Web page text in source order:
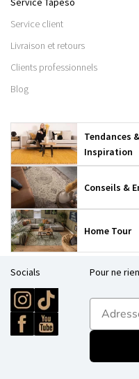
Service client
Livraison et retours
Clients professionnels
Blog
Tendances
Inspiration
Conseils &
Home Tour
Socials Pour ne
E-